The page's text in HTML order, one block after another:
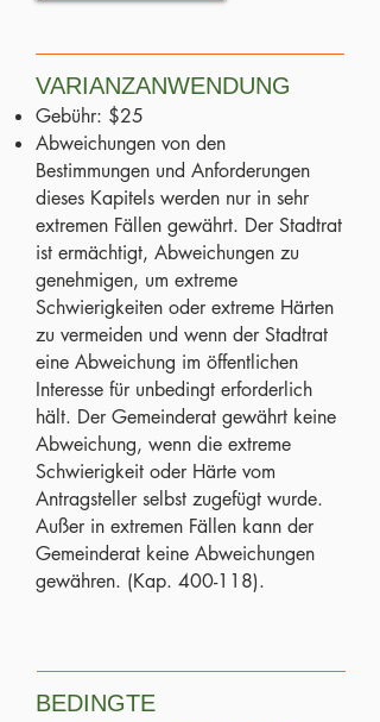
VARIANZANWENDUNG
Gebühr: $25
Abweichungen von den
Bestimmungen und Anforderungen
dieses Kapitels werden nur in sehr
extremen Fällen gewährt. Der Stadtrat
ist ermächtigt, Abweichungen zu
genehmigen, um extreme
Schwierigkeiten oder extreme Härten
zu vermeiden und wenn der Stadtrat
eine Abweichung im öffentlichen
Interesse für unbedingt erforderlich
hält. Der Gemeinderat gewährt keine
Abweichung, wenn die extreme
Schwierigkeit oder Härte vom
Antragsteller selbst zugefügt wurde.
Außer in extremen Fällen kann der
Gemeinderat keine Abweichungen
gewähren. (Kap. 400-118).
BEDINGTE